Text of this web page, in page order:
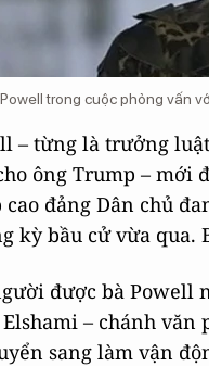
trong cuộc phỏng vấn
– từng là trưởng
ông Trump – mới
cao đảng Dân chủ
kỳ bầu cử vừa qua.
được bà Powell
– chánh
sang làm vận